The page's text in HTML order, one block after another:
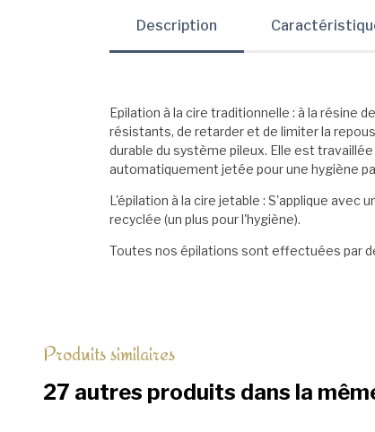
Description
Epilation à la cire traditionnelle : à la résine
résistants, de retarder et de limiter la
durable du système pileux. Elle est
automatiquement jetée pour une hygiène
L'épilation à la cire jetable : S'applique
recyclée (un plus pour l'hygiène).
Toutes nos épilations sont effectuées par
Produits similaires
27 autres produits dans la